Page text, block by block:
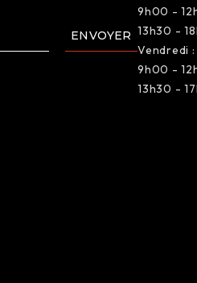
ENVOYER
9h00 -
13h30 -
Vendredi :
9h00 -
13h30 -